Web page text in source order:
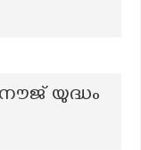
യുദ്ധം